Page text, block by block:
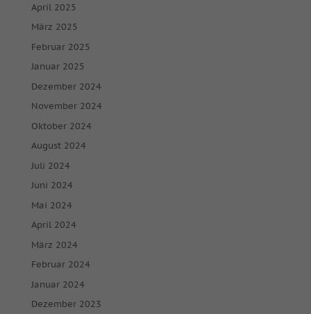
April 2025
März 2025
Februar 2025
Januar 2025
Dezember 2024
November 2024
Oktober 2024
August 2024
Juli 2024
Juni 2024
Mai 2024
April 2024
März 2024
Februar 2024
Januar 2024
Dezember 2023